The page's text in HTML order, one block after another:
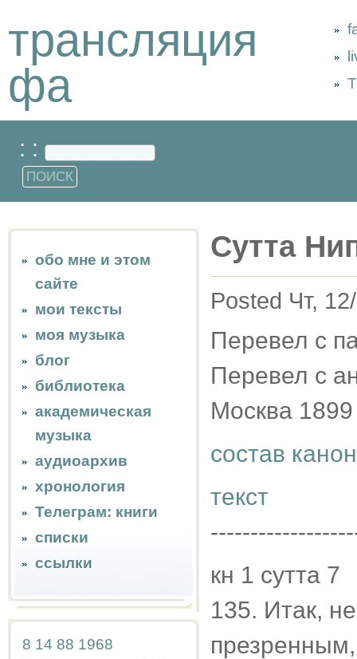
трансляция
фа
: :
обо мне и этом
сайте
мои тексты
моя музыка
блог
библиотека
академическая
музыка
аудиоархив
хронология
Телеграм: книги
списки
ссылки
8 14 88 1968
Сутта
Posted Чт,
Перевел с
Перевел с
Москва 1899
состав
текст
кн 1 сутта 7
135. Итак,